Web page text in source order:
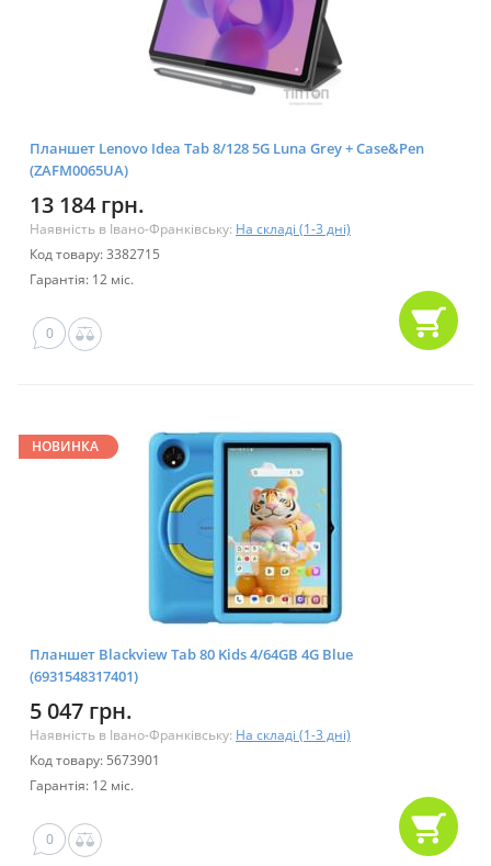
Планшет Lenovo Idea Tab 8/128 5G Luna Grey + Case&Pen
(ZAFM0065UA)
13 184 грн.
Наявність в Івано-Франківську: На складі (1-3 дні)
Код товару: 3382715
Гарантія: 12 міс.
0
НОВИНКА
Планшет Blackview Tab 80 Kids 4/64GB 4G Blue
(6931548317401)
5 047 грн.
Наявність в Івано-Франківську: На складі (1-3 дні)
Код товару: 5673901
Гарантія: 12 міс.
0